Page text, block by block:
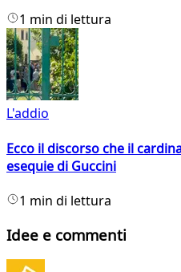
1 min di lettura
L'addio
Ecco il discorso che il
esequie di Guccini
1 min di lettura
Idee e commenti